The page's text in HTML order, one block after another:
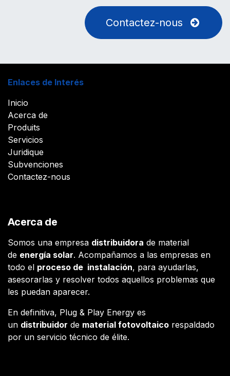
Contactez-nous
Enlaces de Interés
Inicio
Acerca de
Produits
Servicios
Juridique
Subvenciones
Contactez-nous
Acerca de
Somos una empresa distribuidora de material
de energía solar. Acompañamos a las empresas en
todo el proceso de instalación, para ayudarlas,
asesorarlas y resolver todos aquellos problemas que
les puedan aparecer.
En definitiva, Plug & Play Energy es
un distribuidor de material fotovoltaico respaldado
por un servicio técnico de élite.